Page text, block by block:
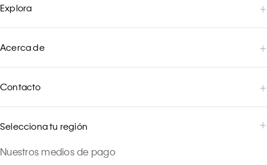
Explora
Acerca de
Contacto
Selecciona tu región
Nuestros medios de pago